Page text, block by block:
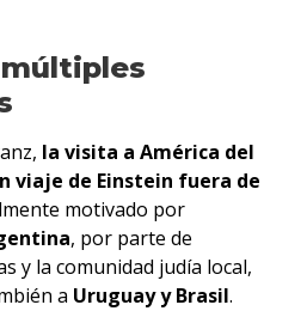
la visita a América del
viaje de Einstein fuera de
motivado por
, por parte de
y la comunidad judía local,
a Uruguay y Brasil.